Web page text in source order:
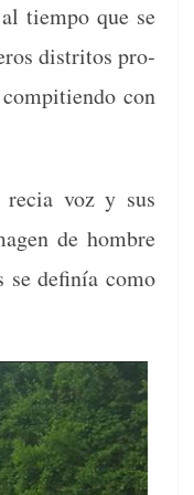
tiem­po que se
dis­tri­tos pro­
con
recia voz y sus
de hom­bre
se definía como